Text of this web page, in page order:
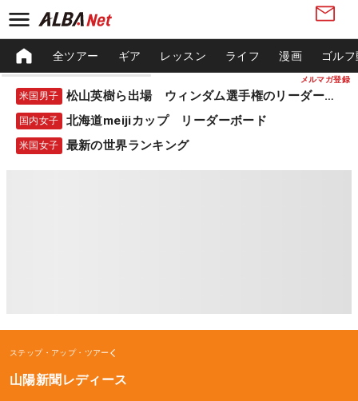
メルマガ登録
全ツアー ギア レッスン ライフ 漫画 ゴル
米国男子 松山英樹ら出場 ウィンダム選手権のリーダーボード
国内女子 北海道meijiカップ リーダーボード
米国女子 最新の世界ランキング
ステップ・アップ・ツアー
山陽新聞レディース